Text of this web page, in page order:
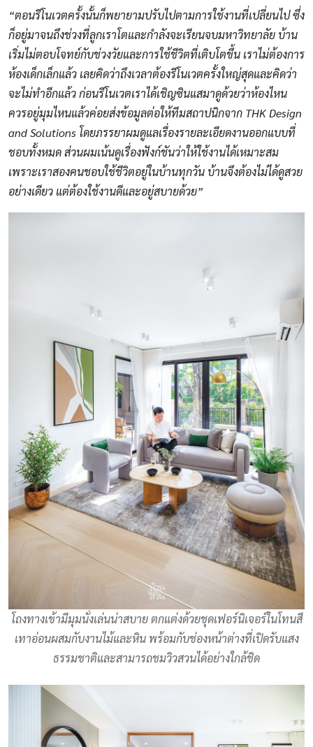
“ตอนรีโนเวตครั้งนั้นก็พยายามปรับไปตามการใช้งานที่เปลี่ยนไป ซึ่ง
ก็อยู่มาจนถึงช่วงที่ลูกเราโตและกำลังจะเรียนจบมหาวิทยาลัย บ้าน
เริ่มไม่ตอบโจทย์กับช่วงวัยและการใช้ชีวิตที่เติบโตขึ้น เราไม่ต้องการ
ห้องเด็กเล็กแล้ว เลยคิดว่าถึงเวลาต้องรีโนเวตครั้งใหญ่สุดและคิดว่า
จะไม่ทำอีกแล้ว ก่อนรีโนเวตเราได้เชิญซินแสมาดูด้วยว่าห้องไหน
ควรอยู่มุมไหนแล้วค่อยส่งข้อมูลต่อให้ทีมสถาปนิกจาก THK Design
and Solutions โดยภรรยาผมดูแลเรื่องรายละเอียดงานออกแบบที่
ชอบทั้งหมด ส่วนผมเน้นดูเรื่องฟังก์ชันว่าให้ใช้งานได้เหมาะสม
เพราะเราสองคนชอบใช้ชีวิตอยู่ในบ้านทุกวัน บ้านจึงต้องไม่ได้ดูสวย
อย่างเดียว แต่ต้องใช้งานดีและอยู่สบายด้วย”
โถงทางเข้ามีมุมนั่งเล่นน่าสบาย ตกแต่งด้วยชุดเฟอร์นิเจอร์ในโทนสี
เทาอ่อนผสมกับงานไม้และหิน พร้อมกับช่องหน้าต่างที่เปิดรับแสง
ธรรมชาติและสามารถชมวิวสวนได้อย่างใกล้ชิด